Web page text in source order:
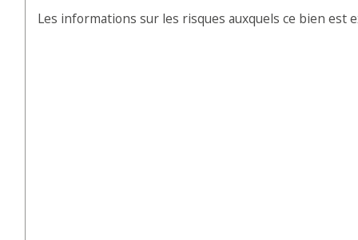
Les informations sur les risques auxquels ce bien